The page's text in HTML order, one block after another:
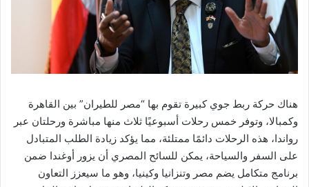
هناك حركة ربط جوي كبيرة تقوم بها “مصر للطيران” بين القاهرة
وكمبالا، وتوفر خمس رحلات أسبوعيًا ثلاث منها مباشرة ورحلتان عبر
رواندا، هذه الرحلات دائمًا ممتلئة، مما يؤكد زيادة الطلب المتبادل
على السفر والسياحة، يمكن للسائح المصري أن يزور أوغندا ضمن
برنامج متكامل يضم مصر وتنزانيا وكينيا، وهو ما سيعزز التعاون